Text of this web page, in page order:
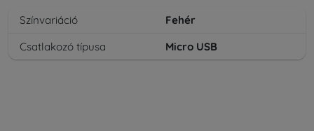
Színvariáció
Fehér
Csatlakozó típusa
Micro USB